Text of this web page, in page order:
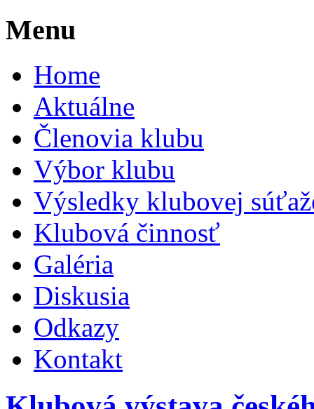
Menu
Home
Aktuálne
Členovia klubu
Výbor klubu
Výsledky klubovej
Klubová činnosť
Galéria
Diskusia
Odkazy
Kontakt